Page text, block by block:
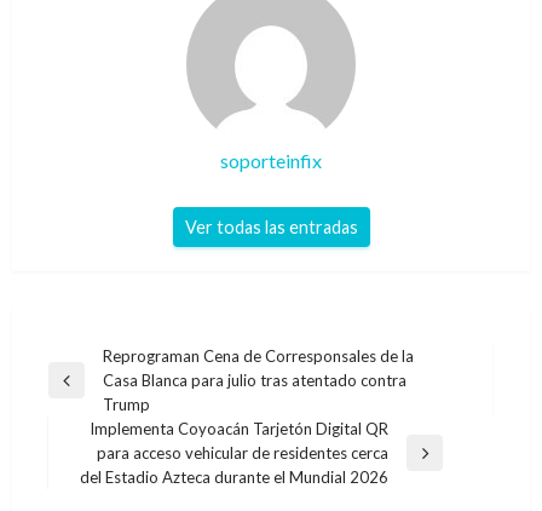
soporteinfix
Ver todas las entradas
Navegación
de
entradas
Entrada
Reprograman Cena de Corresponsales de la
Casa Blanca para julio tras atentado contra
Trump
Entrada
siguiente
Implementa Coyoacán Tarjetón Digital QR
para acceso vehicular de residentes cerca
del Estadio Azteca durante el Mundial 2026